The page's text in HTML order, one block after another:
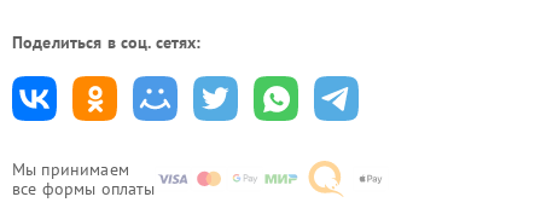
Мы принимаем
все формы оплаты
Поделиться в соц. сетях: